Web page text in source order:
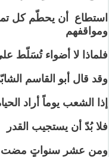
استطاع أن يحطّم كل
ومواقفهم
فلماذا لا أضواء تُسَلّط
وقد قال أبو القاسم
إذا الشعب يوماً أراد
فلا بُدّ أن يستجيب القدر
ومن عشر سنواتٍ مضت